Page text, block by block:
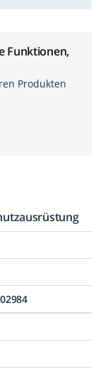
Funktionen,
Produkten